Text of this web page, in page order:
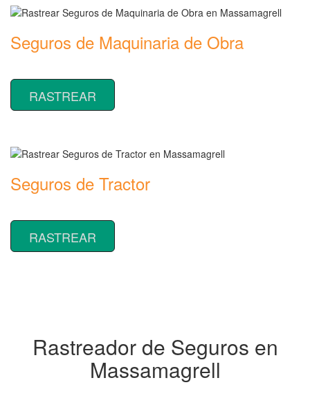
Seguros de Maquinaria de Obra
RASTREAR
Seguros de Tractor
RASTREAR
Rastreador de Seguros en
Massamagrell